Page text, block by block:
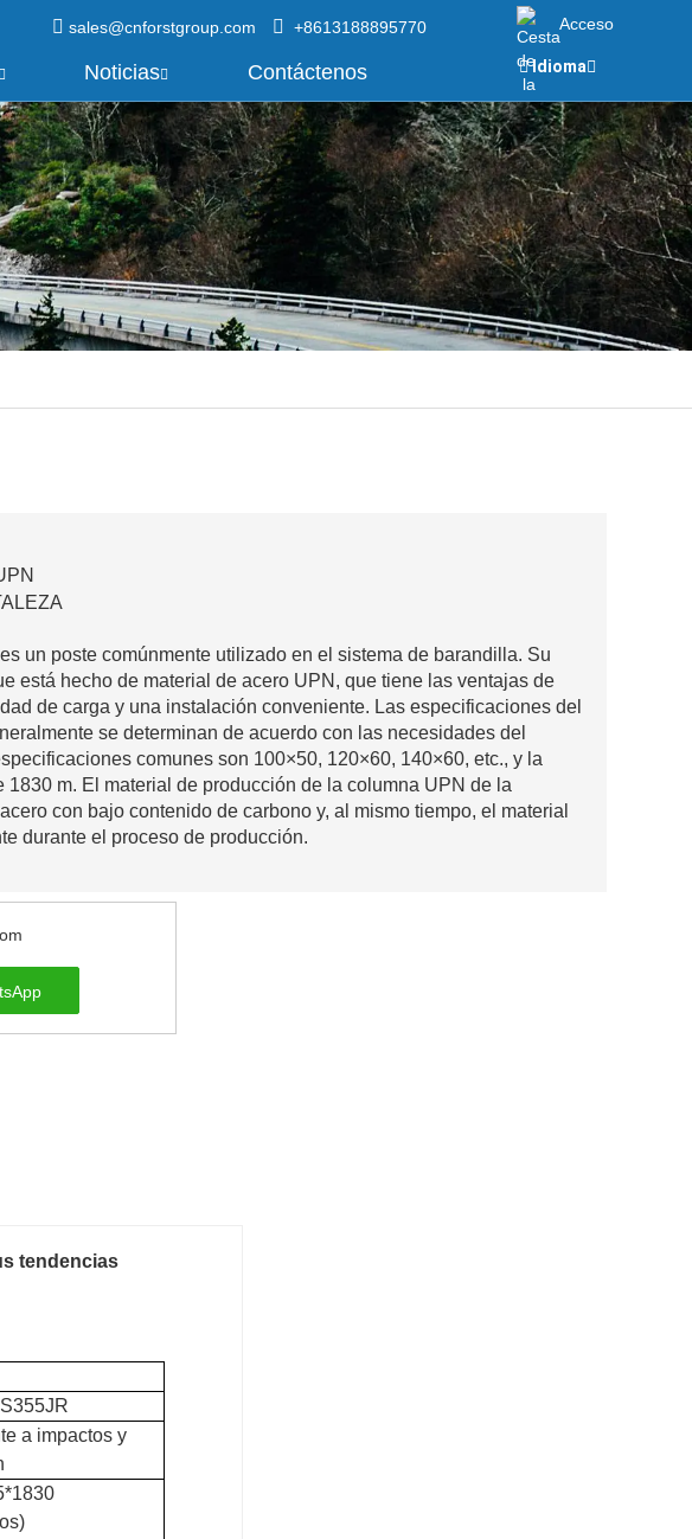
Acceso
sales@cnforstgroup.com +8613188895770
Noticias Contáctenos Idioma
un poste comúnmente utilizado en el sistema de barandilla. Su
está hecho de material de acero UPN, que tiene las ventajas de
de carga y una instalación conveniente. Las especificaciones del
se determinan de acuerdo con las necesidades del
comunes son 100×50, 120×60, 140×60, etc., y la
1830 m. El material de producción de la columna UPN de la
con bajo contenido de carbono y, al mismo tiempo, el material
durante el proceso de producción.
tendencias
a impactos y